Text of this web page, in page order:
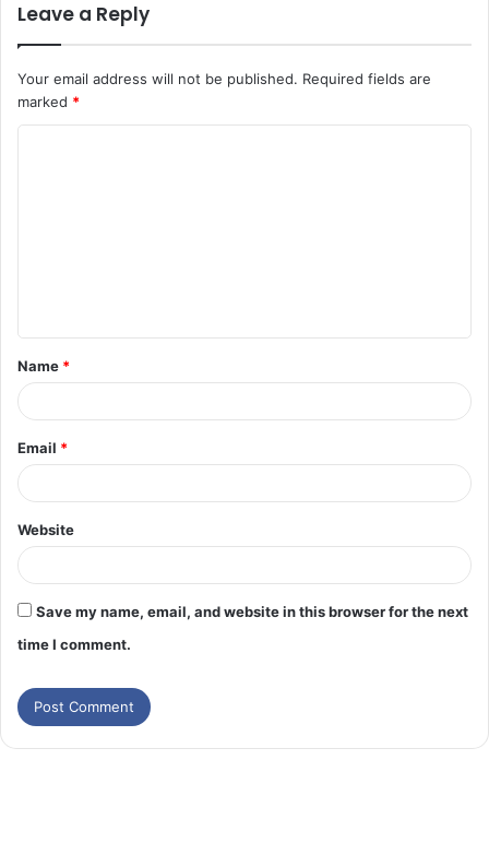
Leave a Reply
Your email address will not be published. Required fields are
marked *
Name *
Email *
Website
Save my name, email, and website in this browser for the next
time I comment.